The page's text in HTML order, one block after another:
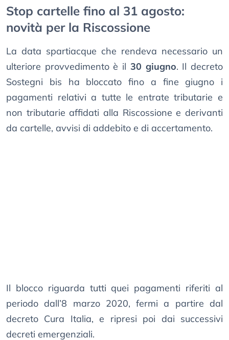
Stop cartelle fino al 31 agosto:
novità per la Riscossione
La data spartiacque che rendeva necessario un
ulteriore provvedimento è il 30 giugno. Il decreto
Sostegni bis ha bloccato fino a fine giugno i
pagamenti relativi a tutte le entrate tributarie e
non tributarie affidati alla Riscossione e derivanti
da cartelle, avvisi di addebito e di accertamento.
Il blocco riguarda tutti quei pagamenti riferiti al
periodo dall’8 marzo 2020, fermi a partire dal
decreto Cura Italia, e ripresi poi dai successivi
decreti emergenziali.